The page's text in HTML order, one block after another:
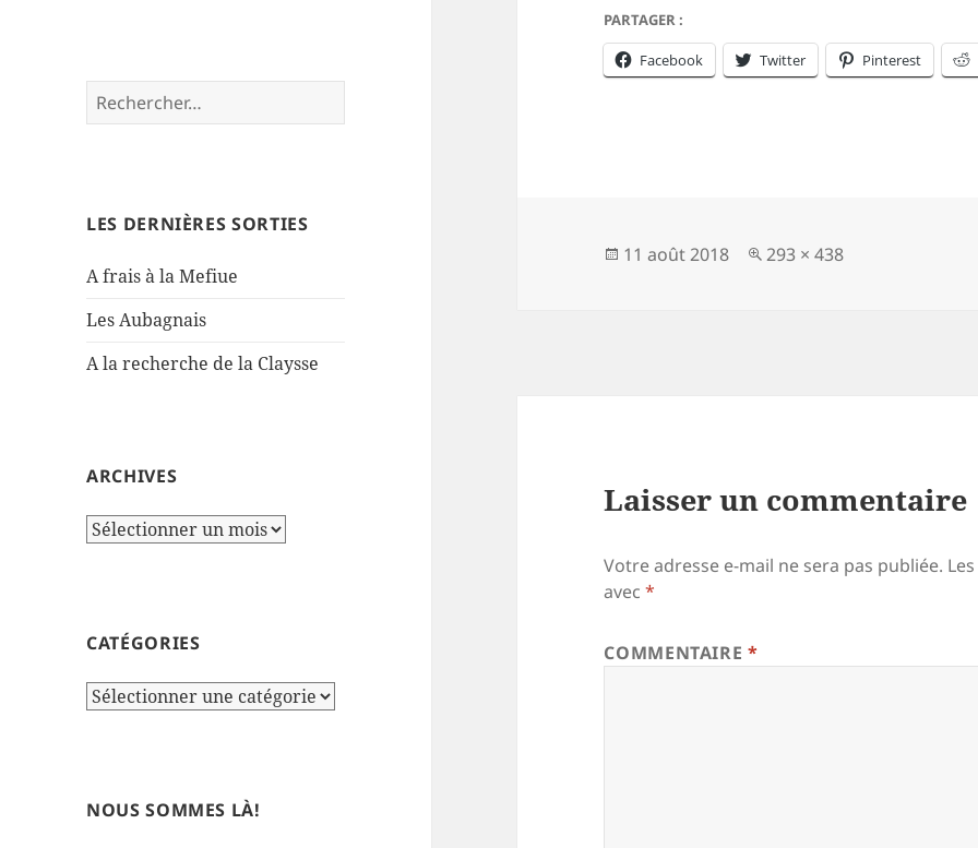
Rechercher :
LES DERNIÈRES SORTIES
A frais à la Mefiue
Les Aubagnais
A la recherche de la Claysse
ARCHIVES
Archives
CATÉGORIES
Catégories
NOUS SOMMES LÀ!
PARTAGER :
Facebook Twitter Pinterest
Publié
11 août 2018
Taille
293 × 438
Laisser un commentaire
Votre adresse e-mail ne sera pas publiée.
avec*
COMMENTAIRE*